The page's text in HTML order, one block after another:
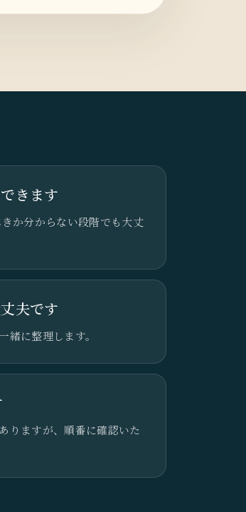
きます
か分からない段階でも大丈
夫です
に整理します。
りますが、順番に確認いた